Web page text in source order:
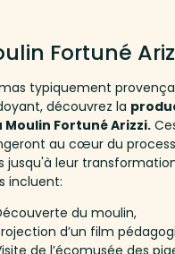
Fortuné
typiquement
découvrez la
Moulin Fortuné Arizzi.
au cœur du
jusqu'à leur
incluent:
du moulin,
d’un film
de l’écomusée des